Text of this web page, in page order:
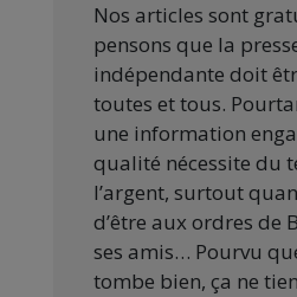
Nos articles sont
pensons que la
indépendante doit
toutes et tous.
une information
qualité nécessite du
l’argent, surtout
d’être aux ordres de
ses amis… Pourvu
tombe bien, ça ne